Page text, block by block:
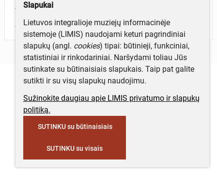
Turite daugiau informacijos apie objektą?
Parašykite mums!
Slapukai
Lietuvos integralioje muziejų informacinėje
sistemoje (LIMIS) naudojami keturi pagrindiniai
slapukų (angl. cookies) tipai: būtinieji, funkciniai,
statistiniai ir rinkodariniai. Naršydami toliau Jūs
sutinkate su būtinaisiais slapukais. Taip pat galite
sutikti ir su visų slapukų naudojimu.
Sužinokite daugiau apie LIMIS privatumo ir slapukų
politiką.
SUTINKU su būtinaisiais
SUTINKU su visais